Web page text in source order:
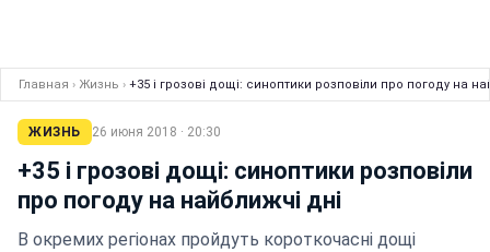
Главная › Жизнь › +35 і грозові дощі: синоптики розповіли про погоду на
ЖИЗНЬ 26 июня 2018 · 20:30
+35 і грозові дощі: синоптики розповіли
про погоду на найближчі дні
В окремих регіонах пройдуть короткочасні дощі